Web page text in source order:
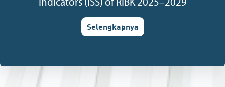
Indicators (ISS) of RIBK 2025–2029
Selengkapnya